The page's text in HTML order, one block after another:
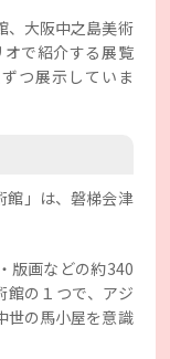
、大阪中之島美術
で紹介する展覧
つ展示していま
館」は、磐梯会津
版画などの約340
の１つで、アジ
世の馬小屋を意識